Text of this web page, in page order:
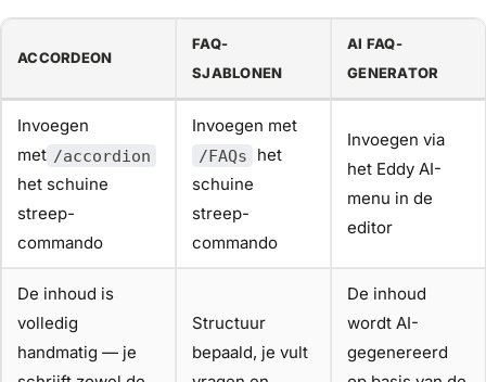
ACCORDEON
FAQ-
SJABLONEN
AI FAQ-
GENERATOR
Invoegen
met /accordion
het schuine
streep-
commando
Invoegen met
/FAQs
het
schuine
streep-
commando
Invoegen via
het Eddy AI-
menu in de
editor
De inhoud is
volledig
handmatig — je
Structuur
bepaald, je vult
De inhoud
wordt AI-
gegenereerd